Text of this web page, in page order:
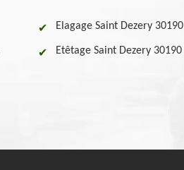
Elagage Saint Dezery 30190
Etêtage Saint Dezery 30190